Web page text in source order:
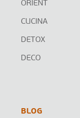
ORIENT
CUCINA
DETOX
DECO
BLOG